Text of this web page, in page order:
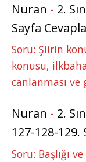
Nuran - 2.
Sayfa
Soru: Şiirin
konusu,
canlanması ve
Nuran - 2.
127-128-129.
Soru: Başlığı